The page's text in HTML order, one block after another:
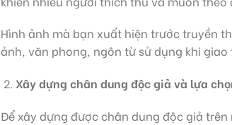
Hình ảnh mà bạn xuất hiện trước truyền
ảnh, văn phong, ngôn từ sử dụng khi
Xây dựng chân dung độc giả và lựa
Để xây dựng được chân dung độc giả trên